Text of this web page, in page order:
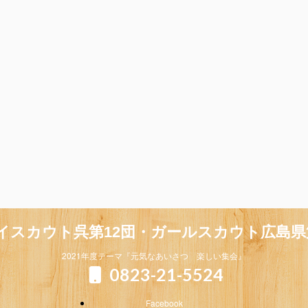
スカウト呉第12団・ガールスカウト広島
2021年度テーマ『元気なあいさつ 楽しい集会』
0823-21-5524
Facebook